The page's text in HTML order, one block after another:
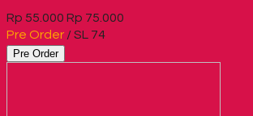
Rp 55.000 Rp 75.000
Pre Order / SL 74
Pre Order